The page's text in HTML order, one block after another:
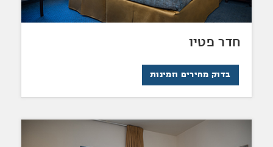
חדר פטיו
בדוק מחירים וזמינות